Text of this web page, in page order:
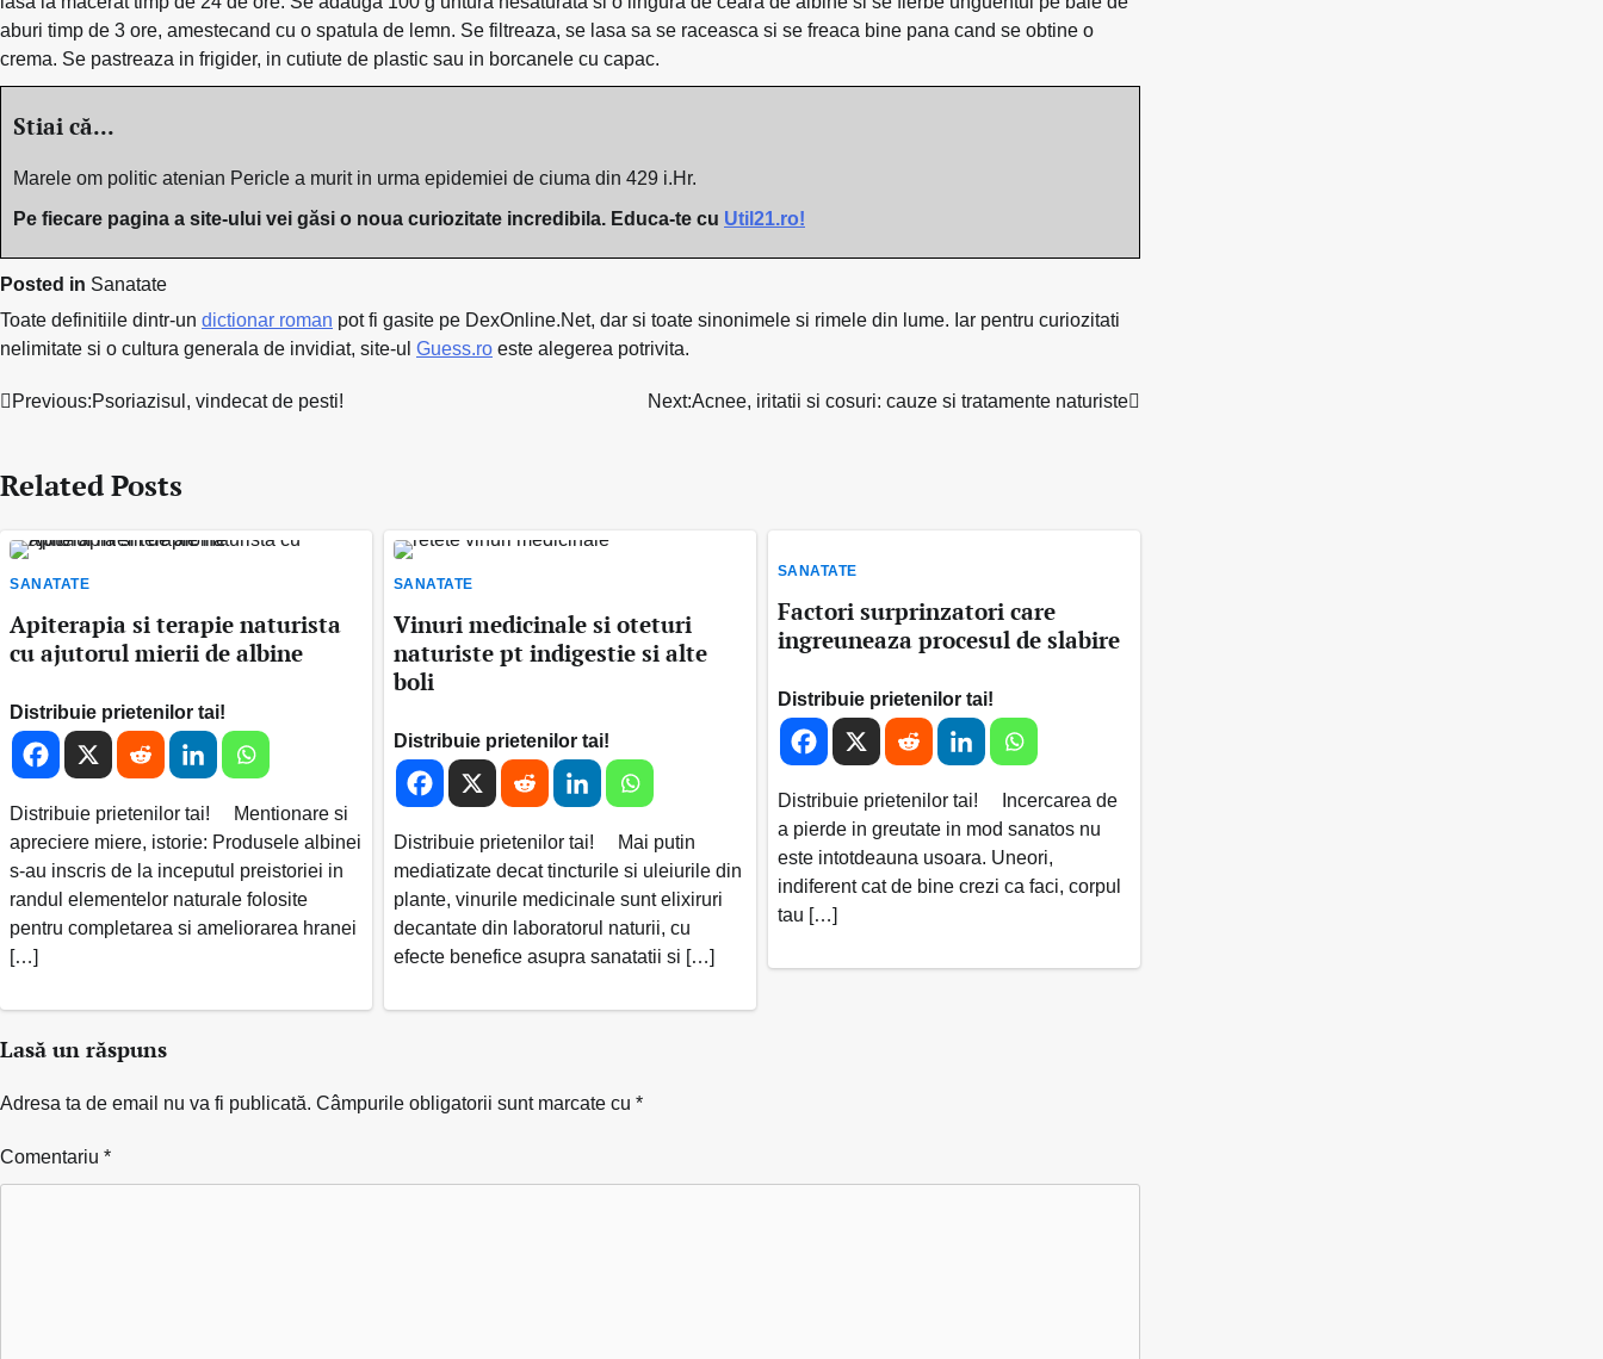
aburi timp de 3 ore, amestecand cu o spatula de lemn. Se filtreaza, se lasa sa se raceasca si se freaca bine pana cand se obtine o
crema. Se pastreaza in frigider, in cutiute de plastic sau in borcanele cu capac.
Stiai că...
Marele om politic atenian Pericle a murit in urma epidemiei de ciuma din 429 i.Hr.
Pe fiecare pagina a site-ului vei găsi o noua curiozitate incredibila. Educa-te cu Util21.ro!
Posted in Sanatate
Toate definitiile dintr-un dictionar roman pot fi gasite pe DexOnline.Net, dar si toate sinonimele si rimele din lume. Iar pentru curiozitati
nelimitate si o cultura generala de invidiat, site-ul Guess.ro este alegerea potrivita.
Navigare
articole
Previous:Psoriazisul, vindecat de pesti! Next:Acnee, iritatii si cosuri: cauze si tratamente naturiste
Related Posts
SANATATE
Apiterapia si terapie naturista
cu ajutorul mierii de albine
Distribuie prietenilor tai!
Distribuie prietenilor tai! Mentionare si
apreciere miere, istorie: Produsele albinei
s-au inscris de la inceputul preistoriei in
randul elementelor naturale folosite
pentru completarea si ameliorarea hranei
[…]
SANATATE
Vinuri medicinale si oteturi
naturiste pt indigestie si alte
boli
Distribuie prietenilor tai!
Distribuie prietenilor tai! Mai putin
mediatizate decat tincturile si uleiurile din
plante, vinurile medicinale sunt elixiruri
decantate din laboratorul naturii, cu
efecte benefice asupra sanatatii si […]
SANATATE
Factori surprinzatori care
ingreuneaza procesul de slabire
Distribuie prietenilor tai!
Distribuie prietenilor tai! Incercarea de
a pierde in greutate in mod sanatos nu
este intotdeauna usoara. Uneori,
indiferent cat de bine crezi ca faci, corpul
tau […]
Lasă un răspuns
Adresa ta de email nu va fi publicată. Câmpurile obligatorii sunt marcate cu *
Comentariu *